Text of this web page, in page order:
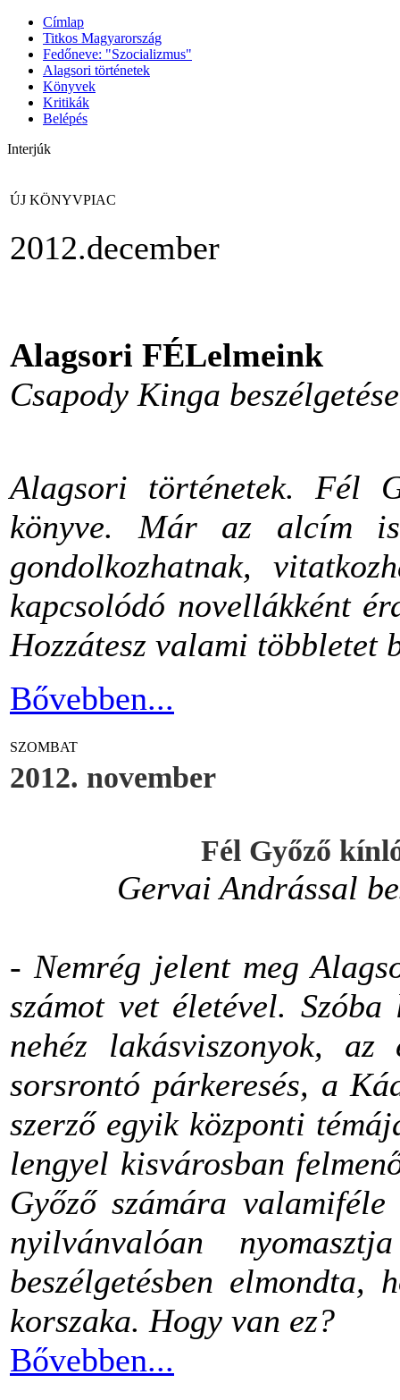
Címlap
Titkos Magyarország
Fedőneve: "Szocializmus"
Alagsori történetek
Könyvek
Kritikák
Belépés
Interjúk
ÚJ KÖNYVPIAC
2012.december
Alagsori FÉLelmeink
Csapody Kinga beszélgetése
Alagsori történetek. Fél
könyve. Már az alcím
gondolkozhatnak,
kapcsolódó novellákként
Hozzátesz valami többletet
Bővebben...
SZOMBAT
2012. november
Fél Győző
Gervai Andrással
- Nemrég jelent meg
számot vet életével.
nehéz lakásviszonyok, az
sorsrontó párkeresés, a
szerző egyik központi
lengyel kisvárosban
Győző számára
nyilvánvalóan
beszélgetésben elmondta,
korszaka. Hogy van ez?
Bővebben...